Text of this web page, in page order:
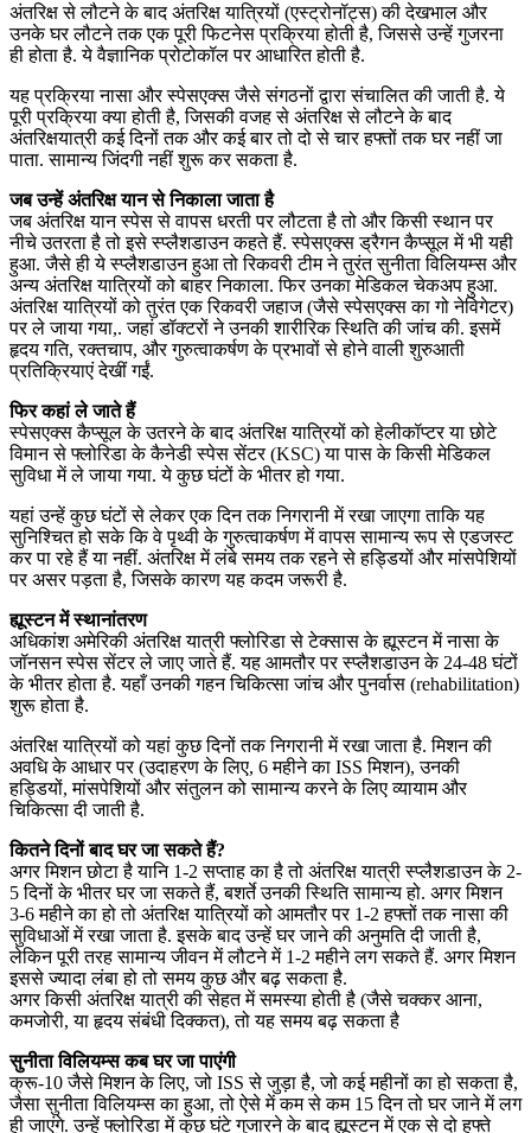
अंतरिक्ष से लौटने के बाद अंतरिक्ष यात्रियों (एस्ट्रोनॉट्स) की देखभाल और
उनके घर लौटने तक एक पूरी फिटनेस प्रक्रिया होती है, जिससे उन्हें गुजरना
ही होता है. ये वैज्ञानिक प्रोटोकॉल पर आधारित होती है.
यह प्रक्रिया नासा और स्पेसएक्स जैसे संगठनों द्वारा संचालित की जाती है. ये
पूरी प्रक्रिया क्या होती है, जिसकी वजह से अंतरिक्ष से लौटने के बाद
अंतरिक्षयात्री कई दिनों तक और कई बार तो दो से चार हफ्तों तक घर नहीं जा
पाता. सामान्य जिंदगी नहीं शुरू कर सकता है.
जब उन्हें अंतरिक्ष यान से निकाला जाता है
जब अंतरिक्ष यान स्पेस से वापस धरती पर लौटता है तो और किसी स्थान पर
नीचे उतरता है तो इसे स्प्लैशडाउन कहते हैं. स्पेसएक्स ड्रैगन कैप्सूल में भी यही
हुआ. जैसे ही ये स्प्लैशडाउन हुआ तो रिकवरी टीम ने तुरंत सुनीता विलियम्स और
अन्य अंतरिक्ष यात्रियों को बाहर निकाला. फिर उनका मेडिकल चेकअप हुआ.
अंतरिक्ष यात्रियों को तुरंत एक रिकवरी जहाज (जैसे स्पेसएक्स का गो नेविगेटर)
पर ले जाया गया,. जहां डॉक्टरों ने उनकी शारीरिक स्थिति की जांच की. इसमें
हृदय गति, रक्तचाप, और गुरुत्वाकर्षण के प्रभावों से होने वाली शुरुआती
प्रतिक्रियाएं देखीं गईं.
फिर कहां ले जाते हैं
स्पेसएक्स कैप्सूल के उतरने के बाद अंतरिक्ष यात्रियों को हेलीकॉप्टर या छोटे
विमान से फ्लोरिडा के कैनेडी स्पेस सेंटर (KSC) या पास के किसी मेडिकल
सुविधा में ले जाया गया. ये कुछ घंटों के भीतर हो गया.
यहां उन्हें कुछ घंटों से लेकर एक दिन तक निगरानी में रखा जाएगा ताकि यह
सुनिश्चित हो सके कि वे पृथ्वी के गुरुत्वाकर्षण में वापस सामान्य रूप से एडजस्ट
कर पा रहे हैं या नहीं. अंतरिक्ष में लंबे समय तक रहने से हड्डियों और मांसपेशियों
पर असर पड़ता है, जिसके कारण यह कदम जरूरी है.
ह्यूस्टन में स्थानांतरण
अधिकांश अमेरिकी अंतरिक्ष यात्री फ्लोरिडा से टेक्सास के ह्यूस्टन में नासा के
जॉनसन स्पेस सेंटर ले जाए जाते हैं. यह आमतौर पर स्प्लैशडाउन के 24-48 घंटों
के भीतर होता है. यहाँ उनकी गहन चिकित्सा जांच और पुनर्वास (rehabilitation)
शुरू होता है.
अंतरिक्ष यात्रियों को यहां कुछ दिनों तक निगरानी में रखा जाता है. मिशन की
अवधि के आधार पर (उदाहरण के लिए, 6 महीने का ISS मिशन), उनकी
हड्डियों, मांसपेशियों और संतुलन को सामान्य करने के लिए व्यायाम और
चिकित्सा दी जाती है.
कितने दिनों बाद घर जा सकते हैं?
अगर मिशन छोटा है यानि 1-2 सप्ताह का है तो अंतरिक्ष यात्री स्प्लैशडाउन के 2-
5 दिनों के भीतर घर जा सकते हैं, बशर्ते उनकी स्थिति सामान्य हो. अगर मिशन
3-6 महीने का हो तो अंतरिक्ष यात्रियों को आमतौर पर 1-2 हफ्तों तक नासा की
सुविधाओं में रखा जाता है. इसके बाद उन्हें घर जाने की अनुमति दी जाती है,
लेकिन पूरी तरह सामान्य जीवन में लौटने में 1-2 महीने लग सकते हैं. अगर मिशन
इससे ज्यादा लंबा हो तो समय कुछ और बढ़ सकता है.
अगर किसी अंतरिक्ष यात्री की सेहत में समस्या होती है (जैसे चक्कर आना,
कमजोरी, या हृदय संबंधी दिक्कत), तो यह समय बढ़ सकता है
सुनीता विलियम्स कब घर जा पाएंगी
क्रू-10 जैसे मिशन के लिए, जो ISS से जुड़ा है, जो कई महीनों का हो सकता है,
जैसा सुनीता विलियम्स का हुआ, तो ऐसे में कम से कम 15 दिन तो घर जाने में लग
ही जाएंगे. उन्हें फ्लोरिडा में कुछ घंटे गुजारने के बाद ह्यूस्टन में एक से दो हफ्ते